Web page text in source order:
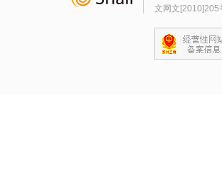
文网文[2010]205